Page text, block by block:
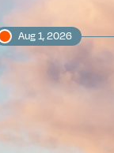
Aug 1, 2026